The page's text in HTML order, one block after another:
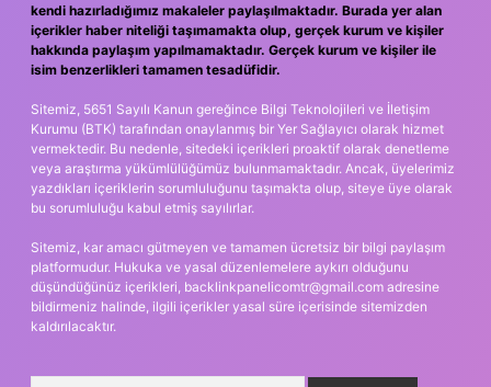
kendi hazırladığımız makaleler paylaşılmaktadır. Burada yer alan
içerikler haber niteliği taşımamakta olup, gerçek kurum ve kişiler
hakkında paylaşım yapılmamaktadır. Gerçek kurum ve kişiler ile
isim benzerlikleri tamamen tesadüfidir.
Sitemiz, 5651 Sayılı Kanun gereğince Bilgi Teknolojileri ve İletişim
Kurumu (BTK) tarafından onaylanmış bir Yer Sağlayıcı olarak hizmet
vermektedir. Bu nedenle, sitedeki içerikleri proaktif olarak denetleme
veya araştırma yükümlülüğümüz bulunmamaktadır. Ancak, üyelerimiz
yazdıkları içeriklerin sorumluluğunu taşımakta olup, siteye üye olarak
bu sorumluluğu kabul etmiş sayılırlar.
Sitemiz, kar amacı gütmeyen ve tamamen ücretsiz bir bilgi paylaşım
platformudur. Hukuka ve yasal düzenlemelere aykırı olduğunu
düşündüğünüz içerikleri, backlinkpanelicomtr@gmail.com adresine
bildirmeniz halinde, ilgili içerikler yasal süre içerisinde sitemizden
kaldırılacaktır.